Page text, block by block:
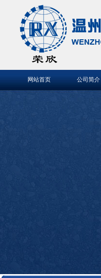
网站首页 公司简介